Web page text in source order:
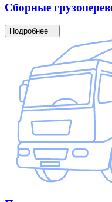
Сборные
Подробнее